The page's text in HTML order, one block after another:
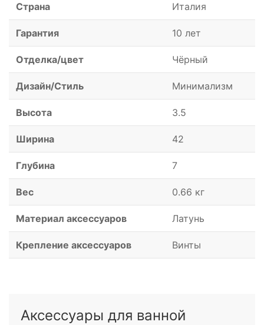
Страна Италия
Гарантия 10 лет
Отделка/цвет Чёрный
Дизайн/Стиль Минимализм
Высота 3.5
Ширина 42
Глубина 7
Вес 0.66 кг
Материал аксессуаров Латунь
Крепление аксессуаров Винты
Аксессуары для ванной